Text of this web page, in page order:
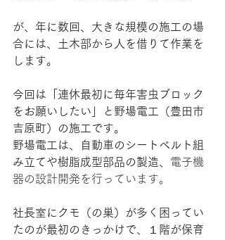
が、年に数回、大きな規模の施工の場
合には、土木部から人を借りて作業を
します。
今回は「連休最初に毎年害虫ブロック
をお願いしたい」と野場電工（豊田市
吉原町）の施工です。
野場電工は、自動車のシートベルト組
み立てや樹脂成型部品の製造、 電子機
器の設計開発を行っています。
社長室にクモ（の巣）が多く困ってい
たのが最初のきっかけで、１階が保育